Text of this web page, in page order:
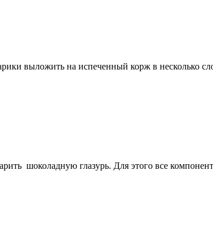
выложить на испеченный корж в несколько
шоколадную глазурь. Для этого все